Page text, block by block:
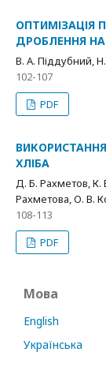
ОПТИМІЗАЦІЯ
ДРОБЛЕННЯ
В. А. Піддубний,
102-107
PDF
ХЛІБА
Д. Б. Рахметов, К.
Рахметова, О. В.
108-113
PDF
Мова
English
Українська